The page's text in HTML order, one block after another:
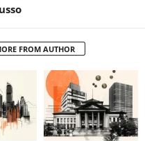
FROM AUTHOR